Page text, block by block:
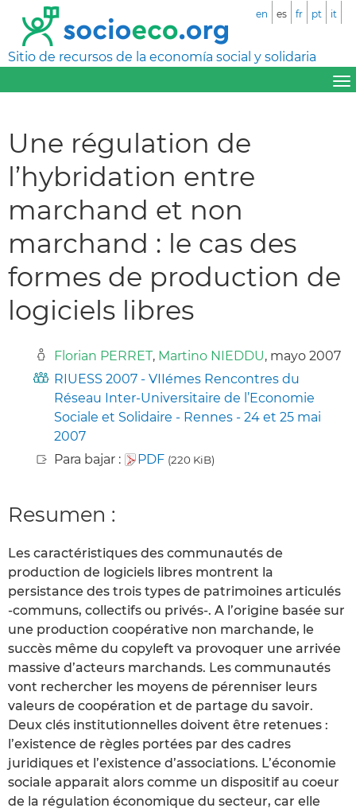
Sitio de recursos de la economía social y solidaria
en es fr pt it
Une régulation de
l’hybridation entre
marchand et non
marchand : le cas des
formes de production de
logiciels libres
Florian PERRET, Martino NIEDDU, mayo 2007
RIUESS 2007 - VIIémes Rencontres du
Réseau Inter-Universitaire de l’Economie
Sociale et Solidaire - Rennes - 24 et 25 mai
2007
Para bajar :
PDF (220 KiB)
Resumen :
Les caractéristiques des communautés de
production de logiciels libres montrent la
persistance des trois types de patrimoines articulés
-communs, collectifs ou privés-. A l’origine basée sur
une production coopérative non marchande, le
succès même du copyleft va provoquer une arrivée
massive d’acteurs marchands. Les communautés
vont rechercher les moyens de pérenniser leurs
valeurs de coopération et de partage du savoir.
Deux clés institutionnelles doivent être retenues :
l’existence de règles portées par des cadres
juridiques et l’existence d’associations. L’économie
sociale apparait alors comme un dispositif au coeur
de la régulation économique du secteur, car elle